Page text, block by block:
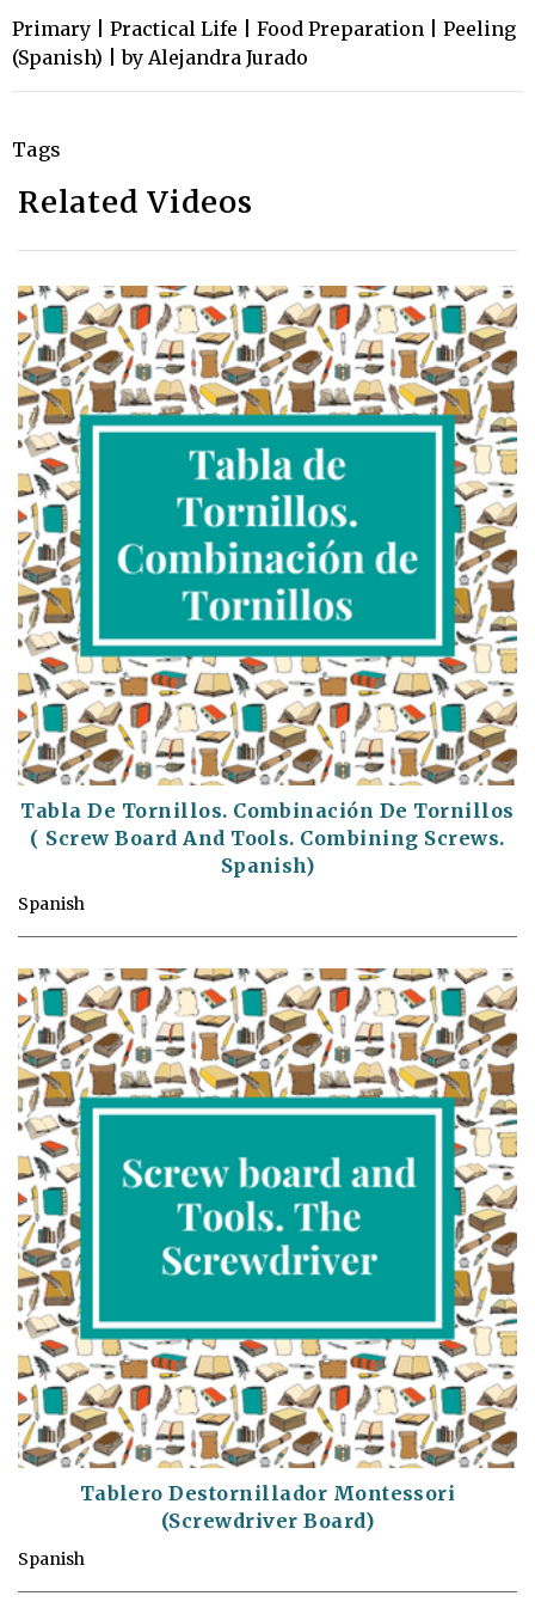
Primary | Practical Life | Food Preparation | Peeling
(Spanish) | by Alejandra Jurado
Tags
Related Videos
Tabla De Tornillos. Combinación De Tornillos
( Screw Board And Tools. Combining Screws.
Spanish)
Spanish
Tablero Destornillador Montessori
(Screwdriver Board)
Spanish